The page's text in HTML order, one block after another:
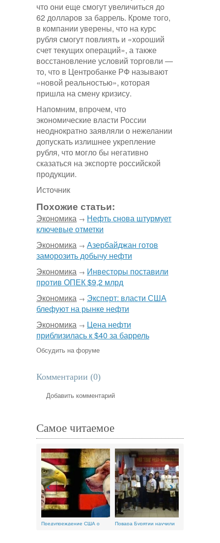
что они еще смогут увеличиться до
62 долларов за баррель. Кроме того,
в компании уверены, что на курс
рубля смогут повлиять и «хороший
счет текущих операций», а также
восстановление условий торговли —
то, что в Центробанке РФ называют
«новой реальностью», которая
пришла на смену кризису.
Напомним, впрочем, что
экономические власти России
неоднократно заявляли о нежелании
допускать излишнее укрепление
рубля, что могло бы негативно
сказаться на экспорте российской
продукции.
Источник
Похожие статьи:
Экономика → Нефть снова штурмует
ключевые отметки
Экономика → Азербайджан готов
заморозить добычу нефти
Экономика → Инвесторы поставили
против ОПЕК $9,2 млрд
Экономика → Эксперт: власти США
блефуют на рынке нефти
Экономика → Цена нефти
приблизилась к $40 за баррель
Обсудить на форуме
Комментарии (0)
Добавить комментарий
Самое читаемое
Предупреждение США о
Повара Бурятии научили
‹ ›